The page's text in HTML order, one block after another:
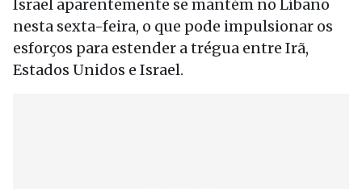
Israel aparentemente se mantém no Líbano
nesta sexta-feira, o que pode impulsionar os
esforços para estender a trégua entre Irã,
Estados Unidos e Israel.